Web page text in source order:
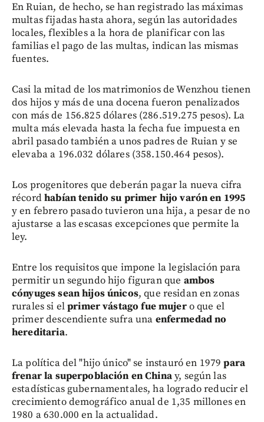
En Ruian, de hecho, se han registrado las máximas
multas fijadas hasta ahora, según las autoridades
locales, flexibles a la hora de planificar con las
familias el pago de las multas, indican las mismas
fuentes.
Casi la mitad de los matrimonios de Wenzhou tienen
dos hijos y más de una docena fueron penalizados
con más de 156.825 dólares (286.519.275 pesos). La
multa más elevada hasta la fecha fue impuesta en
abril pasado también a unos padres de Ruian y se
elevaba a 196.032 dólares (358.150.464 pesos).
Los progenitores que deberán pagar la nueva cifra
récordhabían tenido su primer hijo varón en 1995
y en febrero pasado tuvieron una hija, a pesar de no
ajustarse a las escasas excepciones que permite la
ley.
Entre los requisitos que impone la legislación para
permitir un segundo hijo figuran que ambos
cónyuges sean hijos únicos, que residan en zonas
rurales si elprimer vástago fue mujero que el
primer descendiente sufra una enfermedad no
hereditaria.
La política del "hijo único" se instauró en 1979para
frenar la superpoblación en Chinay, según las
estadísticas gubernamentales, ha logrado reducir el
crecimiento demográfico anual de 1,35 millones en
1980 a 630.000 en la actualidad.